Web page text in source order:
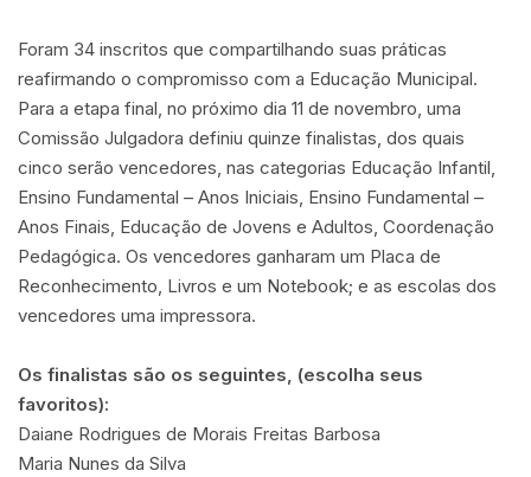
Foram 34 inscritos que compartilhando suas práticas
reafirmando o compromisso com a Educação Municipal.
Para a etapa final, no próximo dia 11 de novembro, uma
Comissão Julgadora definiu quinze finalistas, dos quais
cinco serão vencedores, nas categorias Educação Infantil,
Ensino Fundamental – Anos Iniciais, Ensino Fundamental –
Anos Finais, Educação de Jovens e Adultos, Coordenação
Pedagógica. Os vencedores ganharam um Placa de
Reconhecimento, Livros e um Notebook; e as escolas dos
vencedores uma impressora.
Os finalistas são os seguintes, (escolha seus
favoritos):
Daiane Rodrigues de Morais Freitas Barbosa
Maria Nunes da Silva